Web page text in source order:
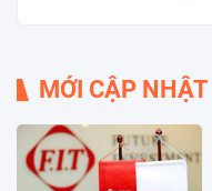
MỚI CẬP NHẬT